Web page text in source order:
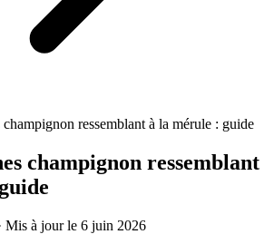
champignon ressemblant à la mérule : guide
champignon ressemblant
Mis à jour le 6 juin 2026